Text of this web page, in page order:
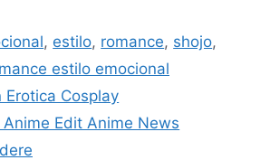
, estilo, romance, shojo,
estilo emocional
Erotica Cosplay
Edit Anime News